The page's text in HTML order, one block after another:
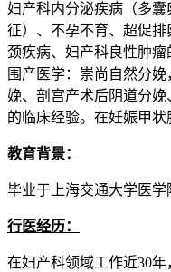
妇产科内分泌疾病（多
征）、不孕不育、超促
颈疾病、妇产科良性肿瘤
围产医学：崇尚自然分
娩、剖宫产术后阴道分
的临床经验。在妊娠甲状
教育背景：
毕业于上海交通大学医学
行医经历：
在妇产科领域工作近30年